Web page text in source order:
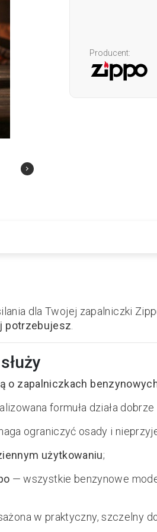
Producent:
dla Twojej zapalniczki
potrzebujesz
o zapalniczkach
formuła działa
ograniczyć osady i
użytkowaniu;
— wszystkie benzynowe
w praktyczny, szczelny